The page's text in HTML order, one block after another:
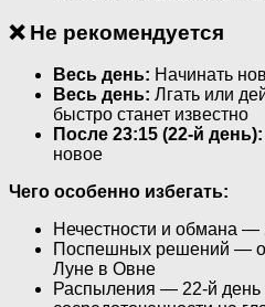
❌ Не рекомендуется
Весь день: Начинать
Весь день: Лгать или
быстро станет известно
После 23:15 (22-й день):
новое
Чего особенно избегать:
Нечестности и обмана —
Поспешных решений —
Луне в Овне
Распыления — 22-й день